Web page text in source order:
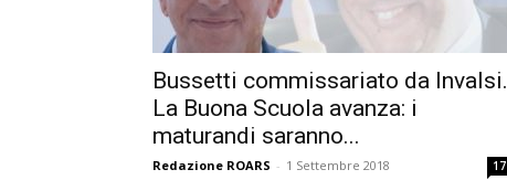
Bussetti commissariato da Invalsi.
La Buona Scuola avanza: i
maturandi saranno...
Redazione ROARS - 1 Settembre 2018 17